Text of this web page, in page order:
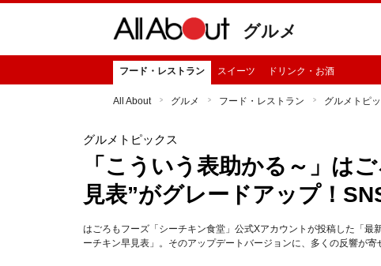
グルメ
フード・レストラン スイーツ ドリンク・お酒
All About グルメ フード・レストラン グルメトピ
グルメトピックス
「こういう表助かる～」は
見表”がグレードアップ！
はごろもフーズ「シーチキン食堂」公式Xアカウントが投稿した「
ーチキン早見表」。そのアップデートバージョンに、多くの反響が